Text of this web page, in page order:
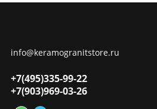
info@keramogranitstore.ru
+7(495)335-99-22
+7(903)969-03-26